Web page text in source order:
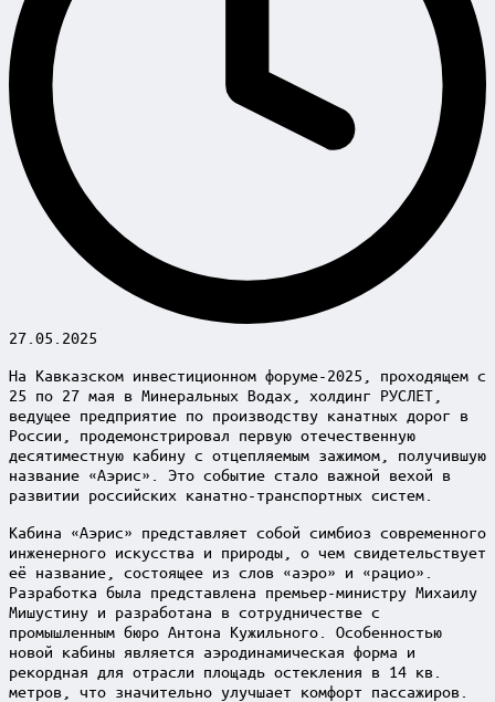
27.05.2025
На Кавказском инвестиционном форуме-2025, проходящем с
25 по 27 мая в Минеральных Водах, холдинг РУСЛЕТ,
ведущее предприятие по производству канатных дорог в
России, продемонстрировал первую отечественную
десятиместную кабину с отцепляемым зажимом, получившую
название «Аэрис». Это событие стало важной вехой в
развитии российских канатно-транспортных систем.
Кабина «Аэрис» представляет собой симбиоз современного
инженерного искусства и природы, о чем свидетельствует
её название, состоящее из слов «аэро» и «рацио».
Разработка была представлена премьер-министру Михаилу
Мишустину и разработана в сотрудничестве с
промышленным бюро Антона Кужильного. Особенностью
новой кабины является аэродинамическая форма и
рекордная для отрасли площадь остекления в 14 кв.
метров, что значительно улучшает комфорт пассажиров.